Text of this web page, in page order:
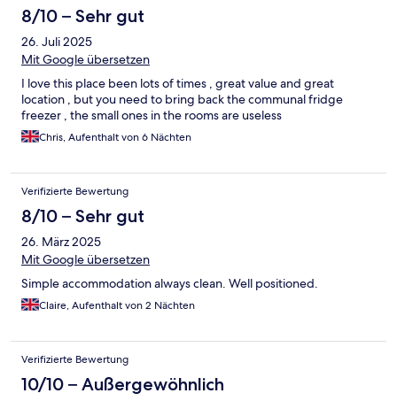
8/10 – Sehr gut
26. Juli 2025
Mit Google übersetzen
I love this place been lots of times , great value and great
location , but you need to bring back the communal fridge
freezer , the small ones in the rooms are useless
Chris, Aufenthalt von 6 Nächten
Verifizierte Bewertung
8/10 – Sehr gut
26. März 2025
Mit Google übersetzen
Simple accommodation always clean. Well positioned.
Claire, Aufenthalt von 2 Nächten
Verifizierte Bewertung
10/10 – Außergewöhnlich